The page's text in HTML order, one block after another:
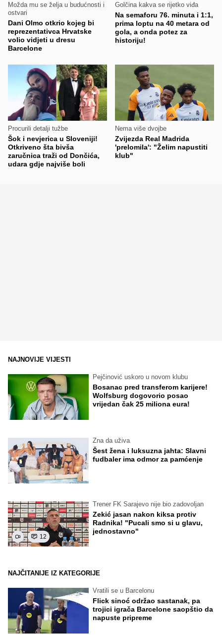
Možda mu se želja u budućnosti i
ostvari
Dani Olmo otkrio kojeg bi
reprezentativca Hrvatske
volio vidjeti u dresu
Barcelone
Golčina kakva se rijetko viđa
Na semaforu 76. minuta i 1:1,
prima loptu na 40 metara od
gola, a onda potez za
historiju!
Procurili detalji tužbe
Šok i nevjerica u Sloveniji!
Otkriveno šta bivša
zaručnica traži od Dončića,
udara gdje najviše boli
Nema više dvojbe
Zvijezda Real Madrida
'prelomila': "Želim napustiti
klub"
NAJNOVIJE VIJESTI
Pejčinović uskoro u novom klubu
Bosanac pred transferom karijere!
Wolfsburg dogovorio posao
vrijedan čak 25 miliona eura!
Zna da uživa
Šest žena i luksuzna jahta: Slavni
fudbaler ima odmor za pamćenje
12
Trener FK Sarajevo nije bio zadovoljan
Zekić jasan nakon kiksa protiv
Radnika! "Pucali smo si u glavu,
jednostavno"
NAJČITANIJE IZ KATEGORIJE
Vratili se u Barcelonu
Flick sinoć održao sastanak, pa
trojici igrača Barcelone saopštio da
napuste pripreme